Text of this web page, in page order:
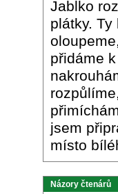
Jablko
plátky.
přidáme
jsem
místo
Názory čtenárů